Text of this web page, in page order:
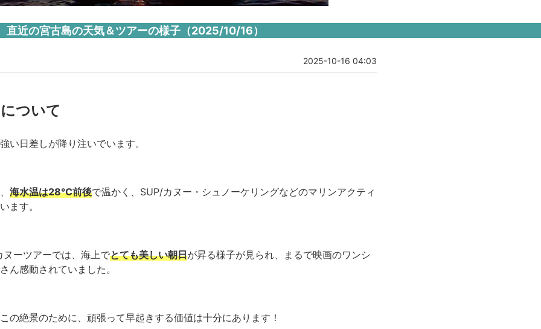
直近の宮古島の天気＆ツアーの様子（2025/10/16）
2025-10-16 04:03
ついて
い日差しが降り注いでいます。
海水温は28℃前後で温かく、SUP/カヌー・シュノーケリングなどのマリンアクティ
ます。
ーツアーでは、海上でとても美しい朝日が昇る様子が見られ、まるで映画のワンシ
ん感動されていました。
の絶景のために、頑張って早起きする価値は十分にあります！